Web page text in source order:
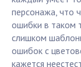
персонажа, что
ошибки в таком
слишком
ошибок с
кажется